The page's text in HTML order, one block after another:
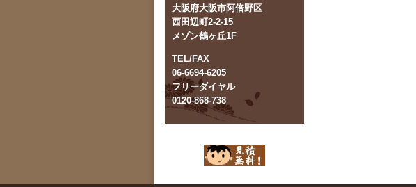
大阪府大阪市阿倍野区
西田辺町2-2-15
メゾン鶴ヶ丘1F
TEL/FAX
06-6694-6205
フリーダイヤル
0120-868-738